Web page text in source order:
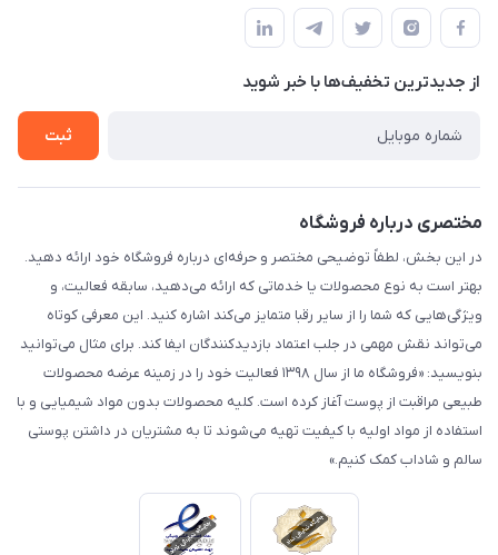
لیست محصولات
درباره ما
قوانین و مقررات
حریم خصوصی
راهنما
از جدید‌ترین تخفیف‌ها با‌ خبر شوید
ثبت
مختصری درباره فروشگاه
در این بخش، لطفاً توضیحی مختصر و حرفه‌ای درباره فروشگاه خود ارائه دهید.
بهتر است به نوع محصولات یا خدماتی که ارائه می‌دهید، سابقه فعالیت، و
ویژگی‌هایی که شما را از سایر رقبا متمایز می‌کند اشاره کنید. این معرفی کوتاه
می‌تواند نقش مهمی در جلب اعتماد بازدیدکنندگان ایفا کند. برای مثال می‌توانید
بنویسید: «فروشگاه ما از سال ۱۳۹۸ فعالیت خود را در زمینه عرضه محصولات
طبیعی مراقبت از پوست آغاز کرده است. کلیه محصولات بدون مواد شیمیایی و با
استفاده از مواد اولیه با کیفیت تهیه می‌شوند تا به مشتریان در داشتن پوستی
سالم و شاداب کمک کنیم.»